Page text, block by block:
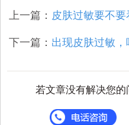
上一篇： 皮肤过敏要不要
下一篇： 出现皮肤过敏
若文章没有解决您的